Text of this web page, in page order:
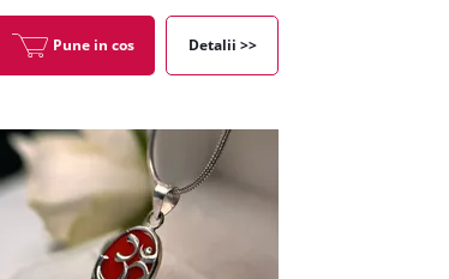
Pune in cos Detalii >>